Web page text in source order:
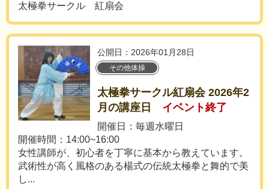
太極拳サークル 紅扇会
公開日：2026年01月28日
その他体操
太極拳サークル紅扇会 2026年2
月の講座日
イベント終了
開催日：毎週水曜日
開催時間：14:00~16:00
女性講師が、初心者を丁寧に基本から教えています。
武術性が高く風格のある楊式の伝統太極拳と舞的で美
し...